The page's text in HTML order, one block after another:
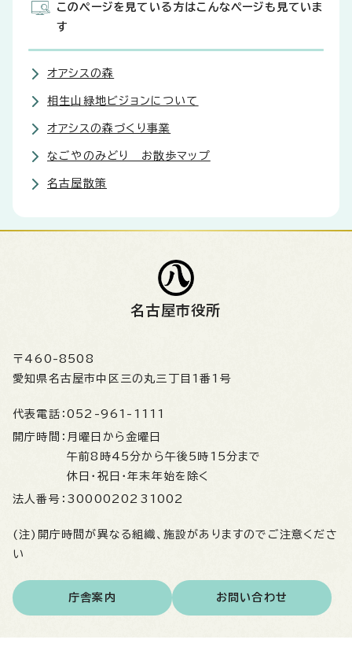
このページを見ている方はこんなページも見ていま
す
オアシスの森
相生山緑地ビジョンについて
オアシスの森づくり事業
なごやのみどり お散歩マップ
名古屋散策
名古屋市役所
〒460-8508
愛知県名古屋市中区三の丸三丁目1番1号
代表電話： 052-961-1111
開庁時間： 月曜日から金曜日
午前8時45分から午後5時15分まで
休日・祝日・年末年始を除く
法人番号： 3000020231002
(注)開庁時間が異なる組織、施設がありますのでご注意くださ
い
庁舎案内 お問い合わせ